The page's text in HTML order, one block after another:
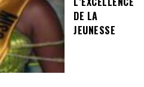
DE LA
JEUNESSE